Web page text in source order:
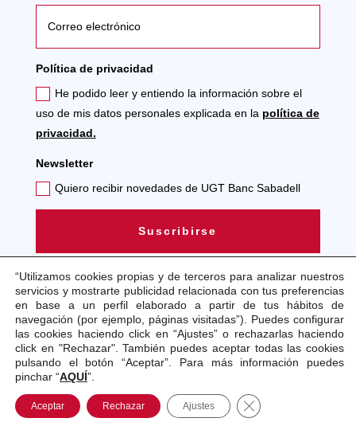
Política de privacidad
He podido leer y entiendo la información sobre el
uso de mis datos personales explicada en la política de
privacidad.
Newsletter
Quiero recibir novedades de UGT Banc Sabadell
Suscribirse
Aviso legal Política de cookies
Política de
privacidad
Copyright © 2021 . Todos los Derechos Reservados.
“Utilizamos cookies propias y de terceros para analizar nuestros
servicios y mostrarte publicidad relacionada con tus preferencias
en base a un perfil elaborado a partir de tus hábitos de
navegación (por ejemplo, páginas visitadas”). Puedes configurar
las cookies haciendo click en “Ajustes” o rechazarlas haciendo
click en "Rechazar". También puedes aceptar todas las cookies
pulsando el botón “Aceptar”. Para más información puedes
pinchar “AQUÍ”.
Aceptar Rechazar Ajustes Cerrar el banner de